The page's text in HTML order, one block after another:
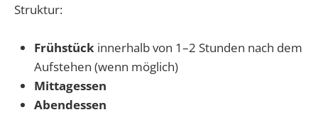
Struktur:
Frühstück innerhalb von 1–2 Stunden nach dem
Aufstehen (wenn möglich)
Mittagessen
Abendessen